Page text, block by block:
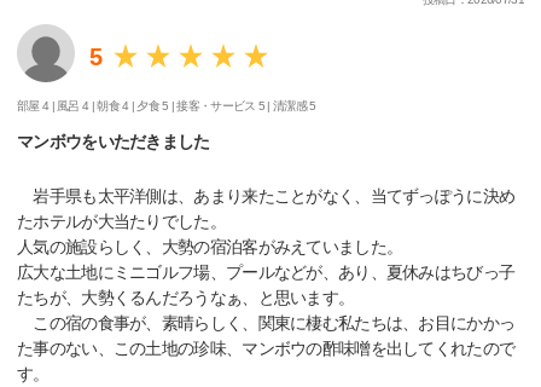
5
部屋 4 | 風呂 4 |朝食 4 | 夕食 5 |接客・サービス 5 |清潔感 5
マンボウをいただきました
岩手県も太平洋側は、あまり来たことがなく、当てずっぽうに決め
たホテルが大当たりでした。
人気の施設らしく、大勢の宿泊客がみえていました。
広大な土地にミニゴルフ場、プールなどが、あり、夏休みはちびっ子
たちが、大勢くるんだろうなぁ、と思います。
この宿の食事が、素晴らしく、関東に棲む私たちは、お目にかかっ
た事のない、この土地の珍味、マンボウの酢味噌を出してくれたので
す。